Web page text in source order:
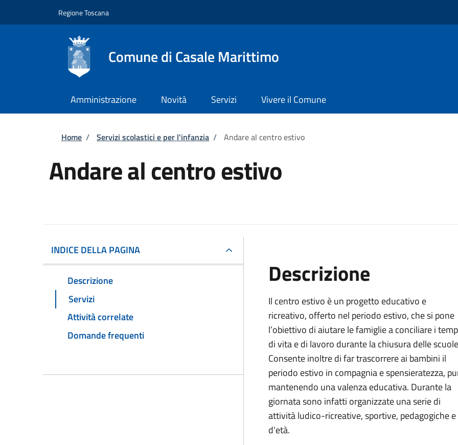
Regione Toscana
Comune di Casale Marittimo
Amministrazione Novità Servizi Vivere il Comune
Briciole di pane
Home / Servizi scolastici e per l'infanzia / Andare al centro estivo
Andare al centro estivo
INDICE DELLA PAGINA
Descrizione
Servizi
Attività correlate
Domande frequenti
Descrizione
Il centro estivo è un progetto educativo e
ricreativo, offerto nel periodo estivo, che si pone
l’obiettivo di aiutare le famiglie a conciliare i
di vita e di lavoro durante la chiusura delle
Consente inoltre di far trascorrere ai bambini il
periodo estivo in compagnia e spensieratezza,
mantenendo una valenza educativa. Durante la
giornata sono infatti organizzate una serie di
attività ludico-ricreative, sportive, pedagogiche
d'età.